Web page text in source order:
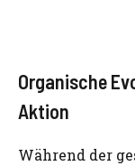
Organische
Aktion
Während der